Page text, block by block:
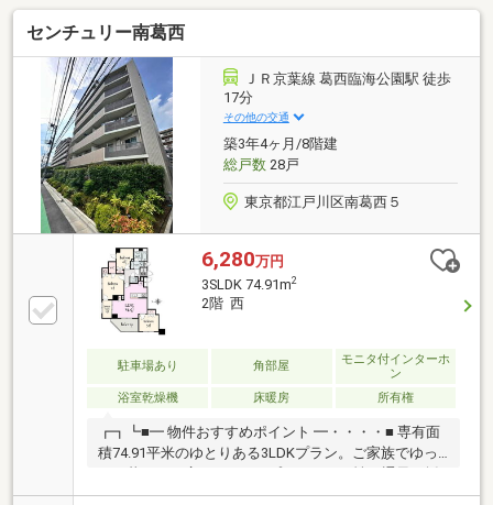
(1)にはファミリークローゼット付き■総戸数222戸の大
規模コミュニティ■敷地内平置駐車場空き有（1台目利
用者に使用優先権あり／月額500円）■24時間ゴミ出し
可能■新築時液状化対策「SAVEコンポーザー工法」に
よる地盤改良を実施■ペット飼育可（細則有）■ゲスト
ルーム、キッズルーム等共用施設が充実
センチュリー南葛西
ＪＲ京葉線 葛西臨海公園駅 徒歩
17分
その他の交通
築3年4ヶ月/8階建
総戸数28戸
東京都江戸川区南葛西５
6,280万円
3SLDK 74.91m2
2階 西
駐車場あり 角部屋
モニタ付インターホ
ン
浴室乾燥機
床暖房 所有権
┏┓┗■━ 物件おすすめポイント ━・・・・■ 専有面
積74.91平米のゆとりある3LDKプラン。ご家族でゆっ
たり暮らせる広さです。■ プライバシー性と通風・採
光に優れた「角住戸」。角部屋ならではの快適な住空